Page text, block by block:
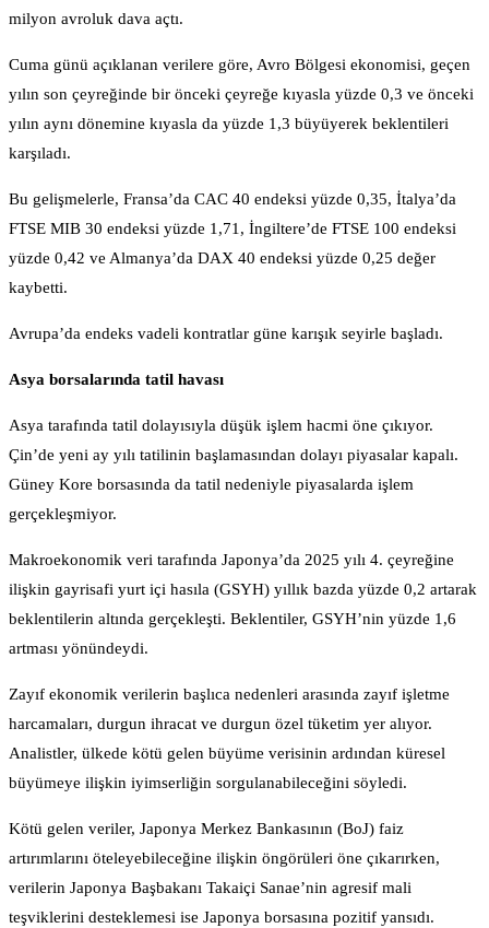
milyon avroluk dava açtı.
Cuma günü açıklanan verilere göre, Avro Bölgesi ekonomisi, geçen
yılın son çeyreğinde bir önceki çeyreğe kıyasla yüzde 0,3 ve önceki
yılın aynı dönemine kıyasla da yüzde 1,3 büyüyerek beklentileri
karşıladı.
Bu gelişmelerle, Fransa’da CAC 40 endeksi yüzde 0,35, İtalya’da
FTSE MIB 30 endeksi yüzde 1,71, İngiltere’de FTSE 100 endeksi
yüzde 0,42 ve Almanya’da DAX 40 endeksi yüzde 0,25 değer
kaybetti.
Avrupa’da endeks vadeli kontratlar güne karışık seyirle başladı.
Asya borsalarında tatil havası
Asya tarafında tatil dolayısıyla düşük işlem hacmi öne çıkıyor.
Çin’de yeni ay yılı tatilinin başlamasından dolayı piyasalar kapalı.
Güney Kore borsasında da tatil nedeniyle piyasalarda işlem
gerçekleşmiyor.
Makroekonomik veri tarafında Japonya’da 2025 yılı 4. çeyreğine
ilişkin gayrisafi yurt içi hasıla (GSYH) yıllık bazda yüzde 0,2 artarak
beklentilerin altında gerçekleşti. Beklentiler, GSYH’nin yüzde 1,6
artması yönündeydi.
Zayıf ekonomik verilerin başlıca nedenleri arasında zayıf işletme
harcamaları, durgun ihracat ve durgun özel tüketim yer alıyor.
Analistler, ülkede kötü gelen büyüme verisinin ardından küresel
büyümeye ilişkin iyimserliğin sorgulanabileceğini söyledi.
Kötü gelen veriler, Japonya Merkez Bankasının (BoJ) faiz
artırımlarını öteleyebileceğine ilişkin öngörüleri öne çıkarırken,
verilerin Japonya Başbakanı Takaiçi Sanae’nin agresif mali
teşviklerini desteklemesi ise Japonya borsasına pozitif yansıdı.